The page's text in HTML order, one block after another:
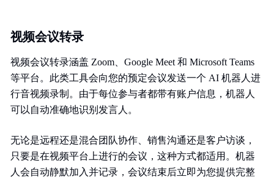
视频会议转录
视频会议转录涵盖 Zoom、Google Meet 和 Microsoft Teams
等平台。此类工具会向您的预定会议发送一个 AI 机器人进
行音视频录制。由于每位参与者都带有账户信息，机器人
可以自动准确地识别发言人。
无论是远程还是混合团队协作、销售沟通还是客户访谈，
只要是在视频平台上进行的会议，这种方式都适用。机器
人会自动静默加入并记录，会议结束后立即为您提供完整